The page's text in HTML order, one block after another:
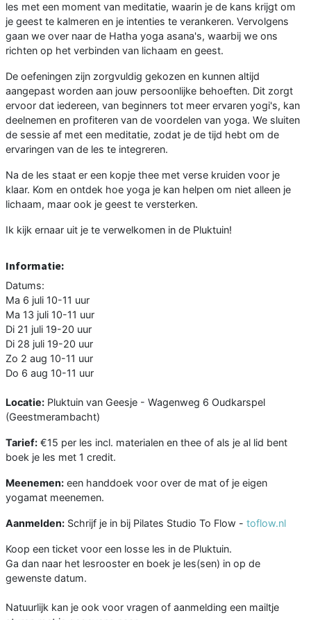
les met een moment van meditatie, waarin je de kans krijgt om
je geest te kalmeren en je intenties te verankeren. Vervolgens
gaan we over naar de Hatha yoga asana's, waarbij we ons
richten op het verbinden van lichaam en geest.
De oefeningen zijn zorgvuldig gekozen en kunnen altijd
aangepast worden aan jouw persoonlijke behoeften. Dit zorgt
ervoor dat iedereen, van beginners tot meer ervaren yogi's, kan
deelnemen en profiteren van de voordelen van yoga. We sluiten
de sessie af met een meditatie, zodat je de tijd hebt om de
ervaringen van de les te integreren.
Na de les staat er een kopje thee met verse kruiden voor je
klaar. Kom en ontdek hoe yoga je kan helpen om niet alleen je
lichaam, maar ook je geest te versterken.
Ik kijk ernaar uit je te verwelkomen in de Pluktuin!
Informatie:
Datums:
Ma 6 juli 10-11 uur
Ma 13 juli 10-11 uur
Di 21 juli 19-20 uur
Di 28 juli 19-20 uur
Zo 2 aug 10-11 uur
Do 6 aug 10-11 uur
Locatie: Pluktuin van Geesje - Wagenweg 6 Oudkarspel
(Geestmerambacht)
Tarief: €15 per les incl. materialen en thee of als je al lid bent
boek je les met 1 credit.
Meenemen: een handdoek voor over de mat of je eigen
yogamat meenemen.
Aanmelden: Schrijf je in bij Pilates Studio To Flow - toflow.nl
Koop een ticket voor een losse les in de Pluktuin.
Ga dan naar het lesrooster en boek je les(sen) in op de
gewenste datum.
Natuurlijk kan je ook voor vragen of aanmelding een mailtje